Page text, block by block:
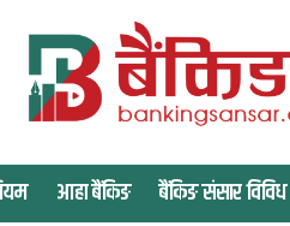
आहा बैंकिङ बैंकिङ संसार विविध